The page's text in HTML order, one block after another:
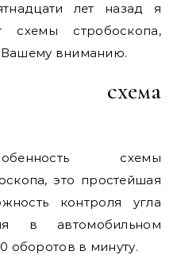
лет назад я
схемы стробоскопа,
вниманию.
схема
схемы
это простейшая
контроля угла
в автомобильном
оборотов в минуту.